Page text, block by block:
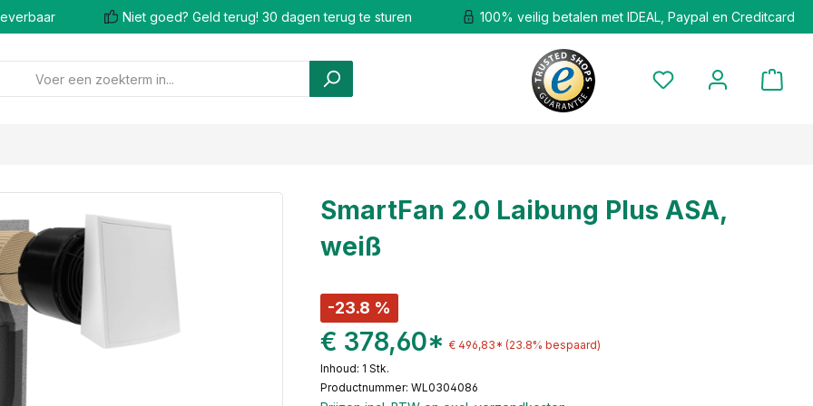
Niet goed? Geld terug! 30 dagen terug te sturen 100% veilig betalen met IDEAL, Paypal en Creditcard
SmartFan 2.0 Laibung Plus ASA,
weiß
-23.8 %
€ 378,60* € 496,83* (23.8% bespaard)
Inhoud: 1 Stk.
Productnummer: WL0304086